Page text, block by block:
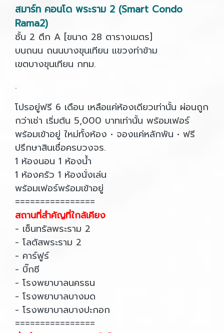
สมาร์ท คอนโด พระราม 2 (Smart Condo
Rama2)
ชั้น 2 ตึก A [ขนาด 28 ตารางเมตร]
บนถนน ถนนบางขุนเทียน แขวงท่าข้าม
เขตบางขุนเทียน กทม.
.
โปรอยู่ฟรี 6 เดือน เหลือแค่ห้องเดียวเท่านั้น ผ่อนถูก
กว่าเช่า เริ่มต้น 5,000 บาทเท่านั้น พร้อมเฟอร์
พร้อมเข้าอยู่ ใหม่ทั้งห้อง • จองแค่หลักพัน • ฟรี
ปรึกษาสินเชื่อครบวงจร.
1 ห้องนอน 1 ห้องน้ำ
1 ห้องครัว 1 ห้องนั่งเล่น
พร้อมเฟอร์พร้อมเข้าอยู่
================
สถานที่สำคัญที่ใกล้เคียง
- เซ็นทรัลพระราม 2
- โลตัสพระราม 2
- คาร์ฟูร์
- บิ๊กซี
- โรงพยาบาลนครธน
- โรงพยาบาลบางมด
- โรงพยาบาลบางปะกอก
================